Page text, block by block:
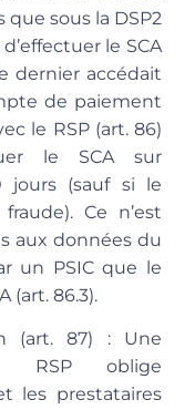
que sous la DSP2
le SCA
dernier accédait
de paiement
le RSP (art. 86)
le SCA sur
jours (sauf si le
Ce n’est
aux données du
un PSIC que le
(art. 86.3).
(art. 87) : Une
RSP oblige
les prestataires